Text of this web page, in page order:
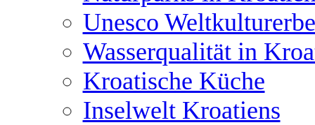
Unesco
Wasserqualität in
Kroatische Küche
Inselwelt Kroatiens